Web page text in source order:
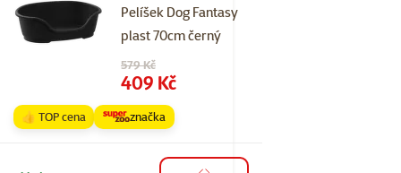
Pelíšek Dog Fantasy
plast 70cm černý
Původní cena
579 Kč
Cena
409 Kč
👍 TOP cena značka